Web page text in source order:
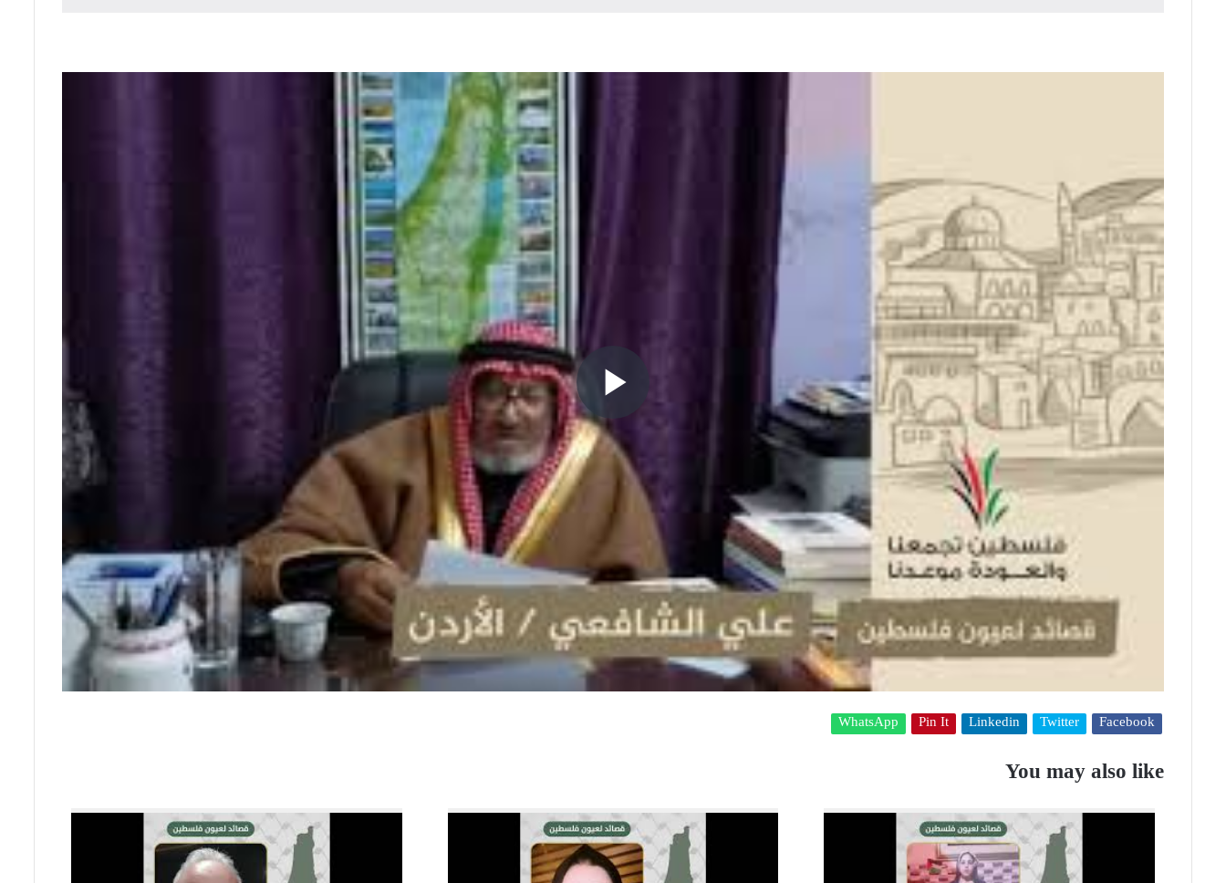
P
l
a
y
d
Facebook
Twitter
Linkedin
Pin It
WhatsApp
You may also like